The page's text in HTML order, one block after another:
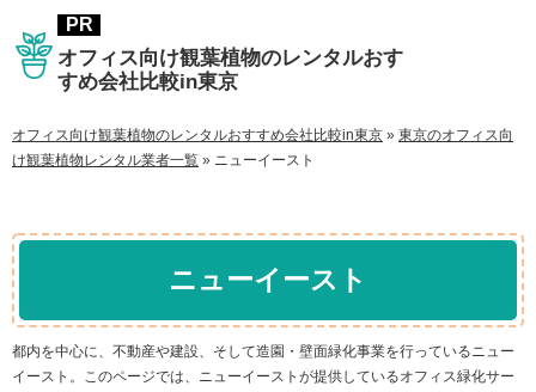
オフィス向け観葉植物のレンタルおす
すめ会社比較in東京
オフィス向け観葉植物のレンタルおすすめ会社比較in東京 » 東京のオフィス向
け観葉植物レンタル業者一覧 » ニューイースト
ニューイースト
都内を中心に、不動産や建設、そして造園・壁面緑化事業を行っているニュー
イースト。このページでは、ニューイーストが提供しているオフィス緑化サー